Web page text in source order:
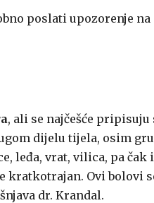
poslati upozorenje na
, ali se najčešće
dijelu tijela, osim
leđa, vrat, vilica, pa
kratkotrajan. Ovi bolovi
dr. Krandal.